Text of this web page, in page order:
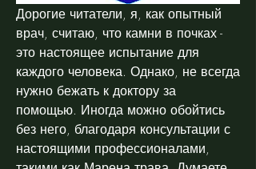
Дорогие читатели, я, как опытный
врач, считаю, что камни в почках -
это настоящее испытание для
каждого человека. Однако, не всегда
нужно бежать к доктору за
помощью. Иногда можно обойтись
без него, благодаря консультации с
настоящими профессионалами,